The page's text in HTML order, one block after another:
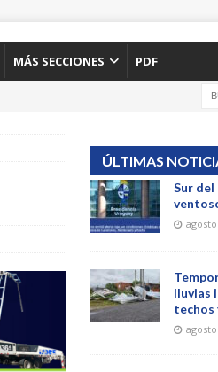
MÁS SECCIONES PDF
ÚLTIMAS
Sur
lluvias
techos